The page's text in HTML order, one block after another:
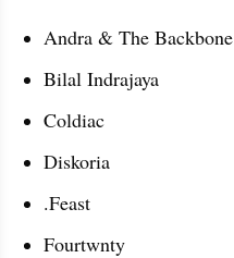
Andra & The Backbone
Bilal Indrajaya
Coldiac
Diskoria
.Feast
Fourtwnty